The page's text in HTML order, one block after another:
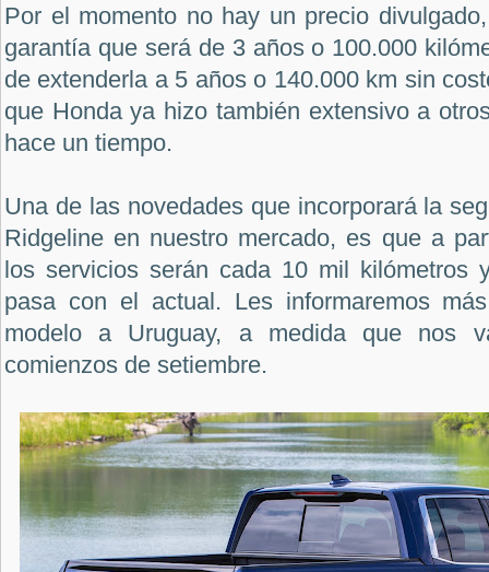
Por el momento no hay un precio
garantía que será de 3 años o 100.000
de extenderla a 5 años o 140.000 km sin
que Honda ya hizo también extensivo a
hace un tiempo.
Una de las novedades que incorporará la
Ridgeline en nuestro mercado, es que a
los servicios serán cada 10 mil kilómetros
pasa con el actual. Les informaremos
modelo a Uruguay, a medida que nos
comienzos de setiembre.